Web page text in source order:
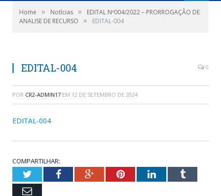
Home » Notícias »
EDITAL Nº004/2022 – PRORROGAÇÃO DE
ANALISE DE RECURSO
» EDITAL-004
EDITAL-004 0
POR CR2-ADMIN17 EM 12 DE SETEMBRO DE 2024
EDITAL-004
COMPARTILHAR:
TwitterFacebookGoogle+PinterestLinkedInTumblr
Email